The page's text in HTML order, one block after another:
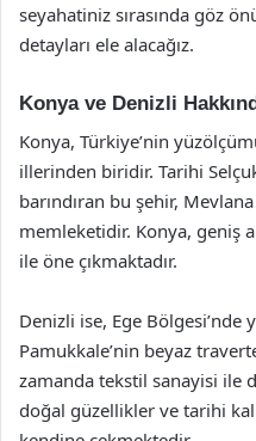
seyahatiniz sırasında göz
detayları ele alacağız.
Konya ve Denizli
Konya, Türkiye’nin
illerinden biridir. Tarihi
barındıran bu şehir,
memleketidir. Konya, geniş
ile öne çıkmaktadır.
Denizli ise, Ege Bölgesi’nde
Pamukkale’nin beyaz
zamanda tekstil sanayisi ile
doğal güzellikler ve tarihi